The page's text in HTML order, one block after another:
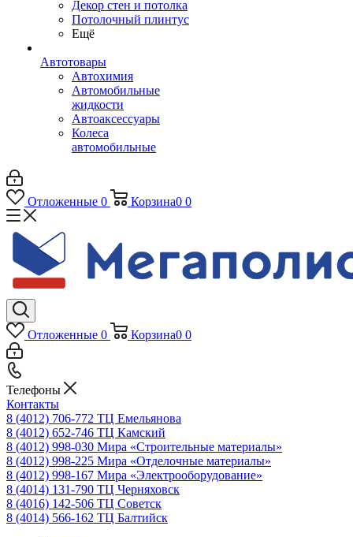
Декор стен и потолка
Потолочный плинтус
Ещё
Автотовары
Автохимия
Автомобильные
жидкости
Автоаксессуары
Колеса
автомобильные
Отложенные 0 Корзина0 0
Отложенные 0 Корзина0 0
Телефоны
Контакты
8 (4012) 706-772 ТЦ Емельянова
8 (4012) 652-746 ТЦ Камский
8 (4012) 998-030 Мира «Строительные материалы»
8 (4012) 998-225 Мира «Отделочные материалы»
8 (4012) 998-167 Мира «Электрооборудование»
8 (4014) 131-790 ТЦ Черняховск
8 (4016) 142-506 ТЦ Советск
8 (4014) 566-162 ТЦ Балтийск